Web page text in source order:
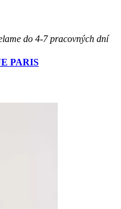
do 4-7 pracovných dní
PARIS